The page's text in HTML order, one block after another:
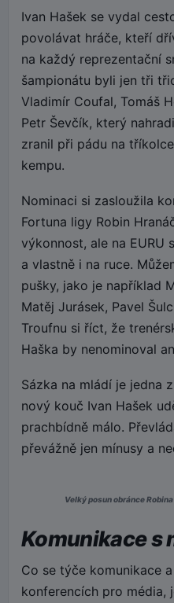
Ivan Hašek se vydal
povolávat hráče, kteří
na každý reprezentační
šampionátu byli jen tři
Vladimír Coufal, Tomáš
Petr Ševčík, který
zranil při pádu na
kempu.
Nominaci si zasloužila
Fortuna ligy Robin
výkonnost, ale na EURU
a vlastně i na ruce.
pušky, jako je například
Matěj Jurásek, Pavel
Troufnu si říct, že
Haška by nenominoval
Sázka na mládí je jedna
nový kouč Ivan Hašek
prachbídně málo.
převážně jen mínusy a
Velký posun obránce
Komunikace s
Co se týče komunikace
konferencích pro média,